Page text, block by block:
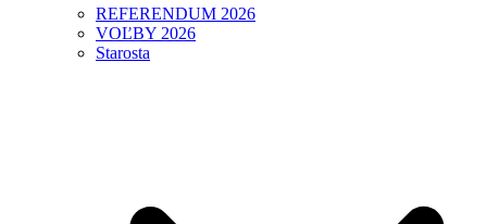
REFERENDUM 2026
VOĽBY 2026
Starosta